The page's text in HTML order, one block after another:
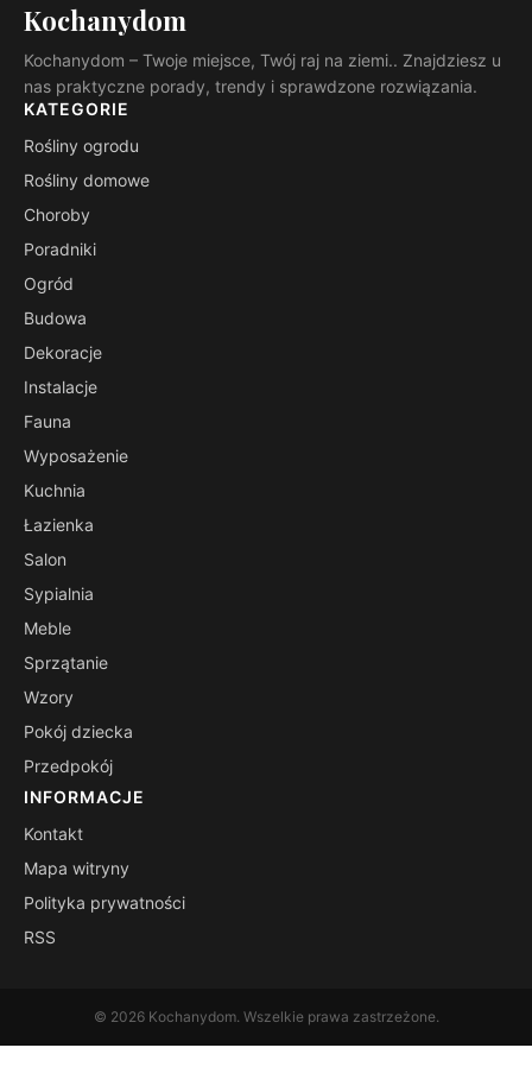
Kochanydom
Kochanydom – Twoje miejsce, Twój raj na ziemi.. Znajdziesz u
nas praktyczne porady, trendy i sprawdzone rozwiązania.
KATEGORIE
Rośliny ogrodu
Rośliny domowe
Choroby
Poradniki
Ogród
Budowa
Dekoracje
Instalacje
Fauna
Wyposażenie
Kuchnia
Łazienka
Salon
Sypialnia
Meble
Sprzątanie
Wzory
Pokój dziecka
Przedpokój
INFORMACJE
Kontakt
Mapa witryny
Polityka prywatności
RSS
© 2026 Kochanydom. Wszelkie prawa zastrzeżone.